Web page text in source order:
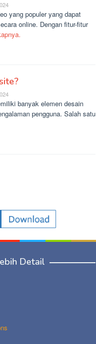
yang populer yang dapat
online. Dengan fitur-fitur
banyak elemen desain
pengguna. Salah satu
Detail